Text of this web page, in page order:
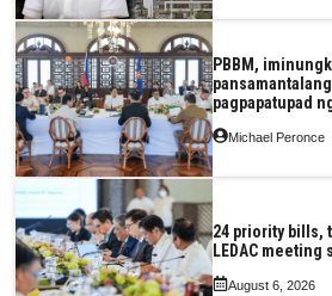
PBBM,
pagpapatupad
Valuation and
Michael Peronce
24 priority bills,
LEDAC meeting
August 6, 2026